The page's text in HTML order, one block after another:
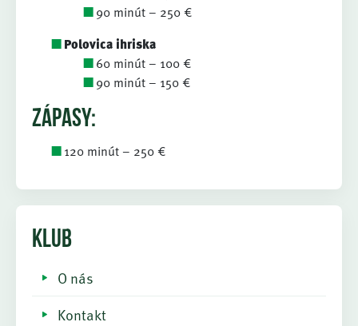
90 minút – 250 €
Polovica ihriska
60 minút – 100 €
90 minút – 150 €
zápasy:
120 minút – 250 €
KLUB
O nás
Kontakt